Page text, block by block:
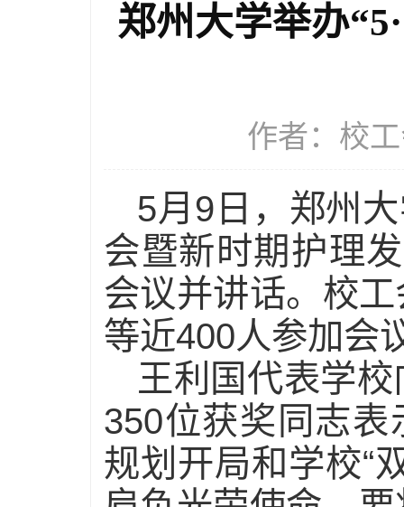
郑州大学举办
作者：校
5月9日，郑州大
会暨新时期护理
会议并讲话。校
等近400人参加会
王利国代表学
350位获奖同志表
规划开局和学校“